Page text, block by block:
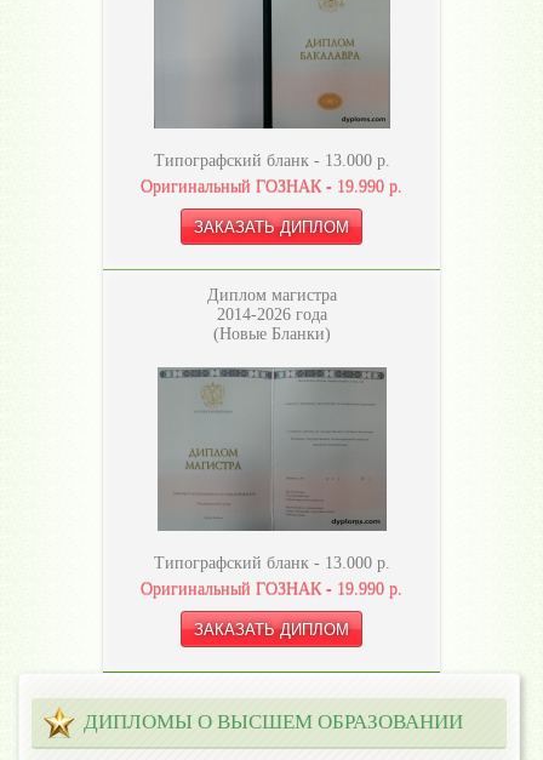
Типографский бланк - 13.000р.
Оригинальный ГОЗНАК - 19.990 р.
Диплом магистра
2014-2026 года
(Новые Бланки)
Типографский бланк - 13.000р.
Оригинальный ГОЗНАК - 19.990 р.
ДИПЛОМЫ О ВЫСШЕМ ОБРАЗОВАНИИ